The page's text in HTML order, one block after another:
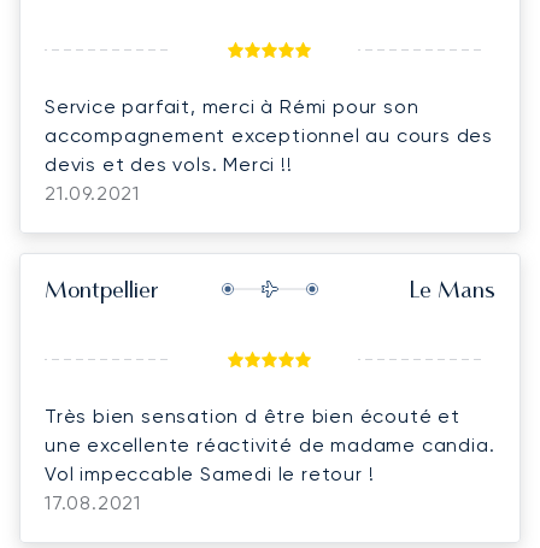
Service parfait, merci à Rémi pour son
accompagnement exceptionnel au cours des
devis et des vols. Merci !!
21.09.2021
Montpellier Le Mans
Très bien sensation d être bien écouté et
une excellente réactivité de madame candia.
Vol impeccable Samedi le retour !
17.08.2021